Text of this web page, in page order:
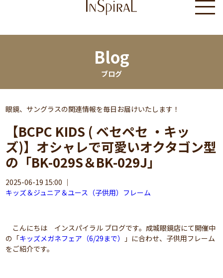
Blog
ブログ
眼鏡、サングラスの関連情報を毎日お届けいたします！
【BCPC KIDS ( ベセペセ ・キッ
ズ)】オシャレで可愛いオクタゴン型
の「BK-029S＆BK-029J」
2025-06-19 15:00 ｜
キッズ＆ジュニア＆ユース（子供用）フレーム
こんにちは インスパイラル ブログです。成城眼鏡店にて開催中
の「キッズメガネフェア（6/29まで）
」に合わせ、子供用フレーム
をご紹介です。